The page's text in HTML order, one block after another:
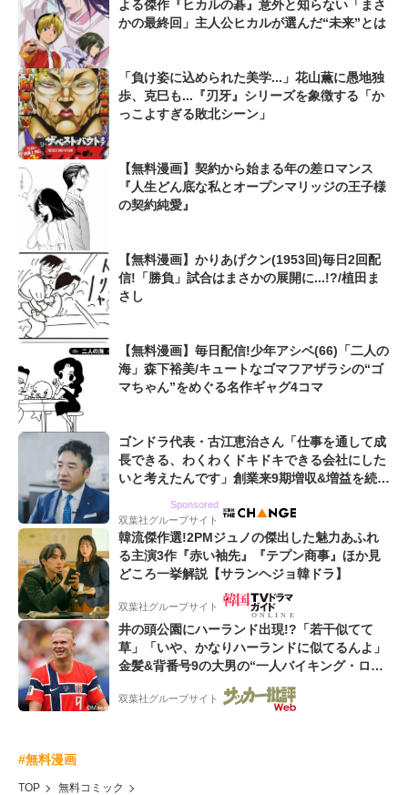
よる傑作『ヒカルの碁』意外と知らない「まさ
かの最終回」主人公ヒカルが選んだ“未来”とは
「負け姿に込められた美学...」花山薫に愚地独
歩、克巳も...『刃牙』シリーズを象徴する「か
っこよすぎる敗北シーン」
【無料漫画】契約から始まる年の差ロマンス
『人生どん底な私とオープンマリッジの王子様
の契約純愛』
【無料漫画】かりあげクン(1953回)毎日2回配
信!「勝負」試合はまさかの展開に...!?/植田ま
さし
【無料漫画】毎日配信!少年アシベ(66)「二人の
海」森下裕美/キュートなゴマフアザラシの“ゴ
マちゃん”をめぐる名作ギャグ4コマ
ゴンドラ代表・古江恵治さん「仕事を通して成
長できる、わくわくドキドキできる会社にした
いと考えたんです」創業来9期増収&増益を続け
Sponsored
双葉社グループサイト
韓流傑作選!2PMジュノの傑出した魅力あふれ
る主演3作『赤い袖先』『テプン商事』ほか見
どころ一挙解説【サランヘジョ韓ドラ】
双葉社グループサイト
井の頭公園にハーランド出現!?「若干似てて
草」「いや、かなりハーランドに似てるんよ」
金髪&背番号9の大男の“一人バイキング・ロ
ー”映像が話題!「元気をもらった」
双葉社グループサイト
#無料漫画
TOP 無料コミック